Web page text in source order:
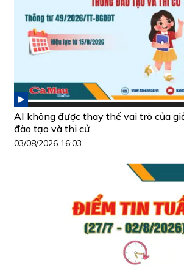
AI không được thay thế vai trò của
đào tạo và thi cử
03/08/2026 16:03